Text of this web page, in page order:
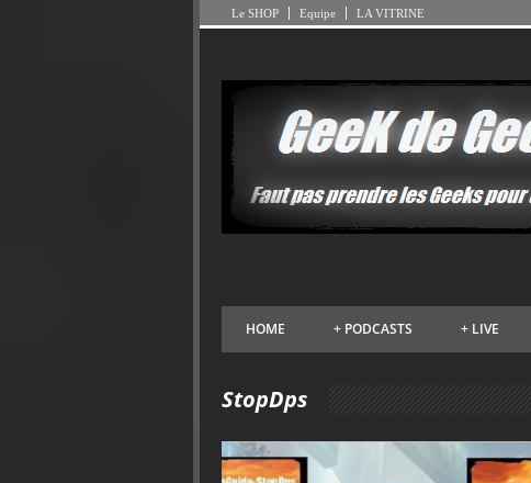
Le SHOP Equipe LA VITRINE
HOME PODCASTS
+ LIVE
+
StopDps